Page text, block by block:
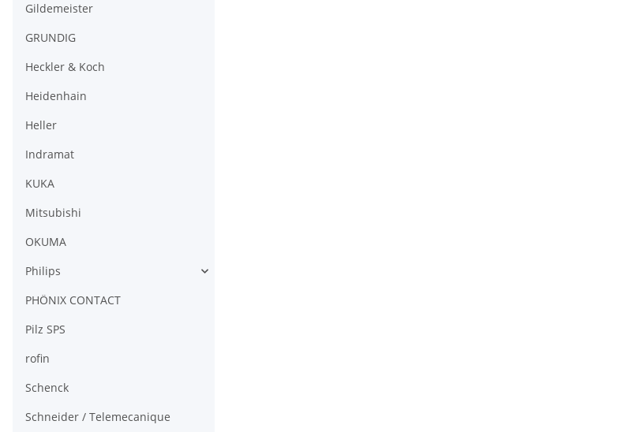
Gildemeister
GRUNDIG
Heckler & Koch
Heidenhain
Heller
Indramat
KUKA
Mitsubishi
OKUMA
Philips
PHÖNIX CONTACT
Pilz SPS
rofin
Schenck
Schneider / Telemecanique